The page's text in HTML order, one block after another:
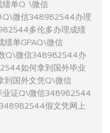
单Q \微信
微信348982544办理
多伦多办理成绩
单GPAQ\微信
Q\微信348982544办
如何拿到国外毕业
国外文凭Q\微信
证Q\微信348982544
假文凭网上